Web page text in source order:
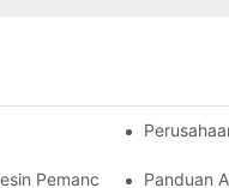
Pemancang TiangPanduan